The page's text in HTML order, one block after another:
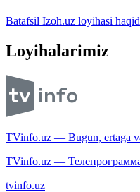
Batafsil Izoh.uz loyihasi
Loyihalarimiz
TVinfo.uz — Bugun, ertaga
TVinfo.uz —
tvinfo.uz